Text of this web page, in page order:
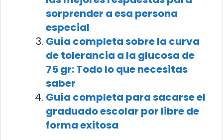
sorprender a esa persona
especial
Guía completa sobre la curva
de tolerancia a la glucosa de
75 gr: Todo lo que necesitas
saber
Guía completa para sacarse el
graduado escolar por libre de
forma exitosa